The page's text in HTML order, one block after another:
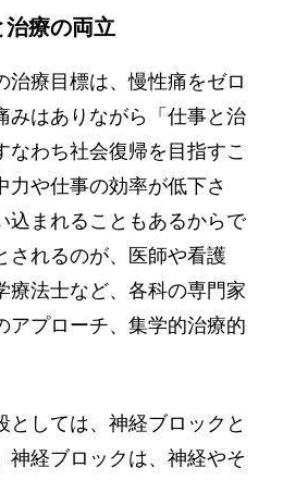
治療の両立
療目標は、慢性痛をゼロ
みはありながら「仕事と治
なわち社会復帰を目指すこ
力や仕事の効率が低下さ
込まれることもあるからで
されるのが、医師や看護
療法士など、各科の専門家
アプローチ、集学的治療的
しては、神経ブロックと
神経ブロックは、神経やそ